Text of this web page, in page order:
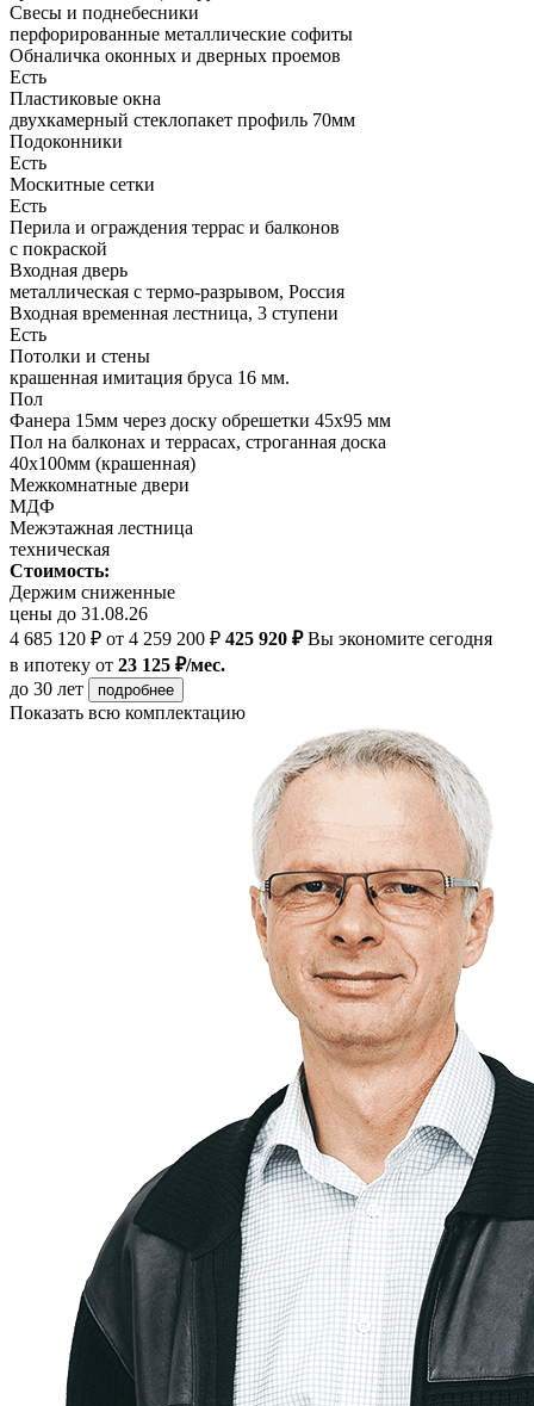
Свесы и поднебесники
перфорированные металлические софиты
Обналичка оконных и дверных проемов
Есть
Пластиковые окна
двухкамерный стеклопакет профиль 70мм
Подоконники
Есть
Москитные сетки
Есть
Перила и ограждения террас и балконов
с покраской
Входная дверь
металлическая с термо-разрывом, Россия
Входная временная лестница, 3 ступени
Есть
Потолки и стены
крашенная имитация бруса 16 мм.
Пол
Фанера 15мм через доску обрешетки 45х95 мм
Пол на балконах и террасах, строганная доска
40х100мм (крашенная)
Межкомнатные двери
МДФ
Межэтажная лестница
техническая
Стоимость:
Держим сниженные
цены до 31.08.26
4 685 120 ₽ от 4 259 200 ₽ 425 920 ₽Вы экономите сегодня
в ипотеку от 23 125 ₽/мес.
до 30 лет
подробнее
Показать всю комплектацию